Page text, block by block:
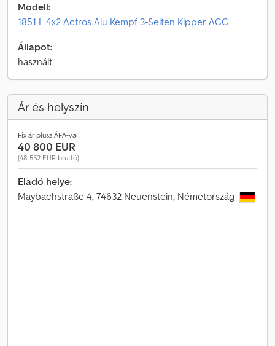
Modell:
1851 L 4x2 Actros Alu Kempf 3-Seiten Kipper ACC
Állapot:
használt
Ár és helyszín
Fix ár plusz ÁFA-val
40 800 EUR
(48 552 EUR bruttó)
Eladó helye:
Maybachstraße 4, 74632 Neuenstein, Németország